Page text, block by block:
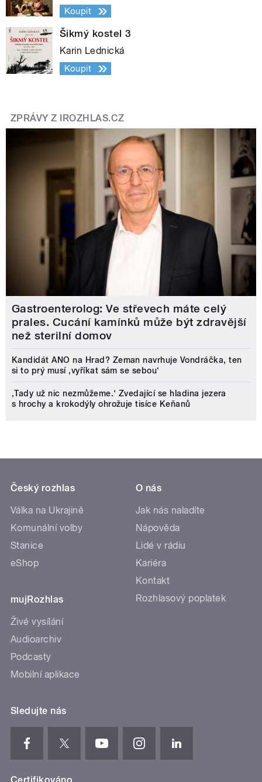
Koupit
Šikmý kostel 3
Karin Lednická
Koupit
ZPRÁVY Z IROZHLAS.CZ
Gastroenterolog: Ve střevech máte celý
prales. Cucání kamínků může být zdravější
než sterilní domov
Kandidát ANO na Hrad? Zeman navrhuje Vondráčka, ten
si to prý musí ‚vyříkat sám se sebou‘
‚Tady už nic nezmůžeme.‘ Zvedající se hladina jezera
s hrochy a krokodýly ohrožuje tisíce Keňanů
Český rozhlas
Válka na Ukrajině
Komunální volby
Stanice
eShop
mujRozhlas
Živé vysílání
Audioarchiv
Podcasty
Mobilní aplikace
O nás
Jak nás naladíte
Nápověda
Lidé v rádiu
Kariéra
Kontakt
Rozhlasový poplatek
Sledujte nás